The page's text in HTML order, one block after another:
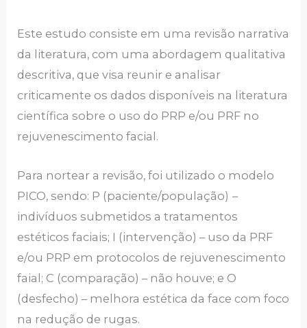
Este estudo consiste em uma revisão narrativa
da literatura, com uma abordagem qualitativa
descritiva, que visa reunir e analisar
criticamente os dados disponíveis na literatura
científica sobre o uso do PRP e/ou PRF no
rejuvenescimento facial.
Para nortear a revisão, foi utilizado o modelo
PICO, sendo: P (paciente/população) –
indivíduos submetidos a tratamentos
estéticos faciais; I (intervenção) – uso da PRF
e/ou PRP em protocolos de rejuvenescimento
faial; C (comparação) – não houve; e O
(desfecho) – melhora estética da face com foco
na redução de rugas.